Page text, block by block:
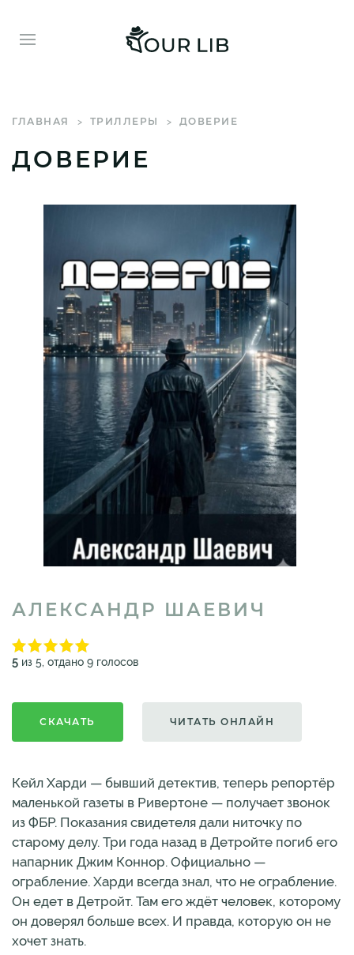
ГЛАВНАЯ ТРИЛЛЕРЫ ДОВЕРИЕ
ДОВЕРИЕ
АЛЕКСАНДР ШАЕВИЧ
5 из 5, отдано 9 голосов
СКАЧАТЬ ЧИТАТЬ ОНЛАЙН
Кейл Харди — бывший детектив, теперь репортёр
маленькой газеты в Ривертоне — получает звонок
из ФБР. Показания свидетеля дали ниточку по
старому делу. Три года назад в Детройте погиб его
напарник Джим Коннор. Официально —
ограбление. Харди всегда знал, что не ограбление.
Он едет в Детройт. Там его ждёт человек, которому
он доверял больше всех. И правда, которую он не
хочет знать.